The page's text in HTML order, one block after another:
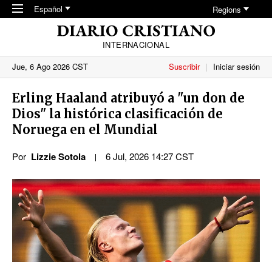
Skip to main content
Español Regions
INTERNACIONAL
Jue, 6 Ago 2026 CST
Suscribir Iniciar sesión
Erling Haaland atribuyó a "un don de
Dios" la histórica clasificación de
Noruega en el Mundial
Por Lizzie Sotola 6 Jul, 2026 14:27 CST